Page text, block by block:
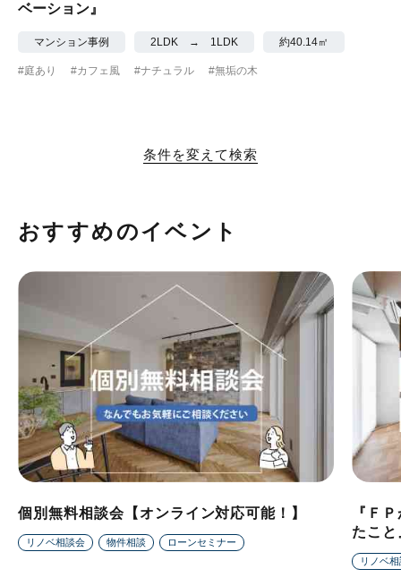
ベーション』
マンション事例 2LDK → 1LDK 約40.14㎡
#庭あり #カフェ風 #ナチュラル #無垢の木
条件を変えて検索
おすすめのイベント
個別無料相談会【オンライン対応可能！】
リノベ相談会 物件相談 ローンセミナー
『Ｆ
たこ
リノベ